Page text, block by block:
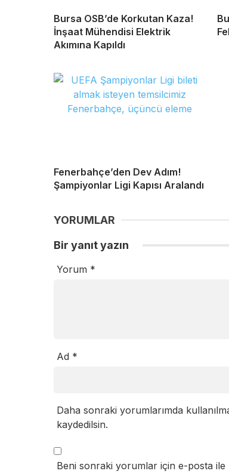
Bursa OSB’de Korkutan Kaza!
İnşaat Mühendisi Elektrik
Akımına Kapıldı
Fenerbahçe’den Dev Adım!
Şampiyonlar Ligi Kapısı Aralandı
YORUMLAR
Bir yanıt yazın
Yorum *
Ad *
Daha sonraki yorumlarımda
kaydedilsin.
Beni sonraki yorumlar için e-posta ile